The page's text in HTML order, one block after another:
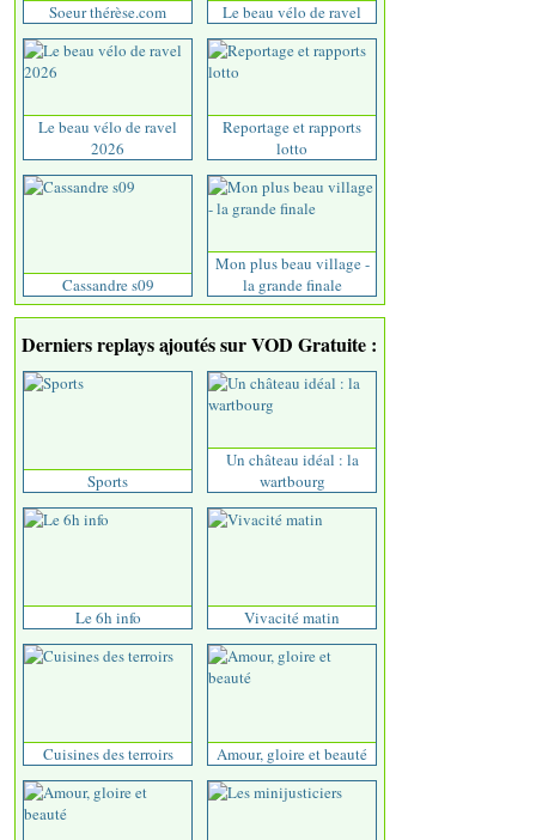
Soeur thérèse.com Le beau vélo de ravel
Le beau vélo de ravel
2026
Reportage et rapports
lotto
Cassandre s09
Mon plus beau village -
la grande finale
Derniers replays ajoutés sur VOD Gratuite :
Sports
Un château idéal : la
wartbourg
Le 6h info Vivacité matin
Cuisines des terroirs Amour, gloire et beauté